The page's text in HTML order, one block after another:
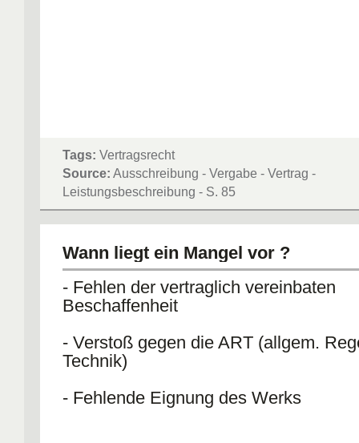
Tags: Vertragsrecht
Source: Ausschreibung - Vergabe - Vertrag -
Leistungsbeschreibung - S. 85
Wann liegt ein Mangel vor ?
- Fehlen der vertraglich vereinbaten
Beschaffenheit
- Verstoß gegen die ART (allgem.
Technik)
- Fehlende Eignung des Werks